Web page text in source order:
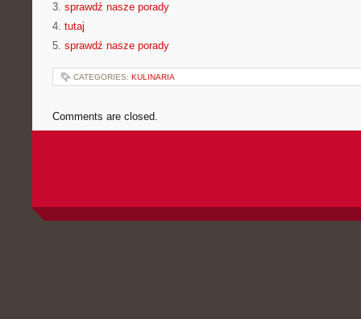
3. sprawdź nasze porady
4. tutaj
5. sprawdź nasze porady
CATEGORIES: KULINARIA
Comments are closed.